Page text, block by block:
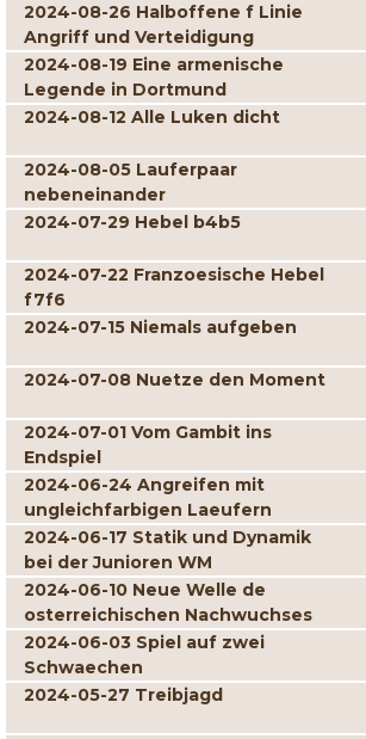
2024-08-26 Halboffene f Linie
Angriff und Verteidigung
2024-08-19 Eine armenische
Legende in Dortmund
2024-08-12 Alle Luken dicht
2024-08-05 Lauferpaar
nebeneinander
2024-07-29 Hebel b4b5
2024-07-22 Franzoesische Hebel
f7f6
2024-07-15 Niemals aufgeben
2024-07-08 Nuetze den Moment
2024-07-01 Vom Gambit ins
Endspiel
2024-06-24 Angreifen mit
ungleichfarbigen Laeufern
2024-06-17 Statik und Dynamik
bei der Junioren WM
2024-06-10 Neue Welle de
osterreichischen Nachwuchses
2024-06-03 Spiel auf zwei
Schwaechen
2024-05-27 Treibjagd